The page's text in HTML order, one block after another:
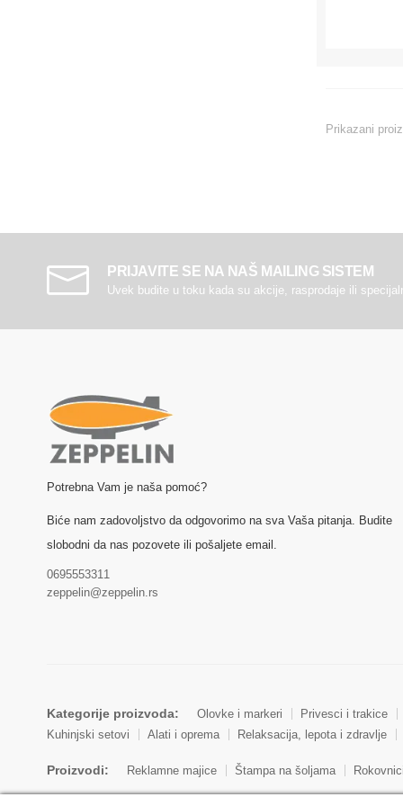
Prikazani
PRIJAVITE SE NA NAŠ MAILING SISTEM
Uvek budite u toku kada su akcije, rasprodaje ili
Potrebna Vam je naša pomoć?
Biće nam zadovoljstvo da odgovorimo na sva Vaša pitanja. Budite
slobodni da nas pozovete ili pošaljete email.
0695553311
zeppelin@zeppelin.rs
Kategorije proizvoda: Olovke i markeri
Privesci i trakice
Kuhinjski setovi
Alati i oprema Relaksacija, lepota i zdravlje
Proizvodi: Reklamne majice Štampa na šoljama